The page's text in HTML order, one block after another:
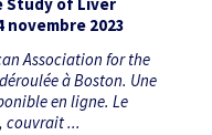
novembre 2023
Association for the
à Boston. Une
en ligne. Le
couvrait ...